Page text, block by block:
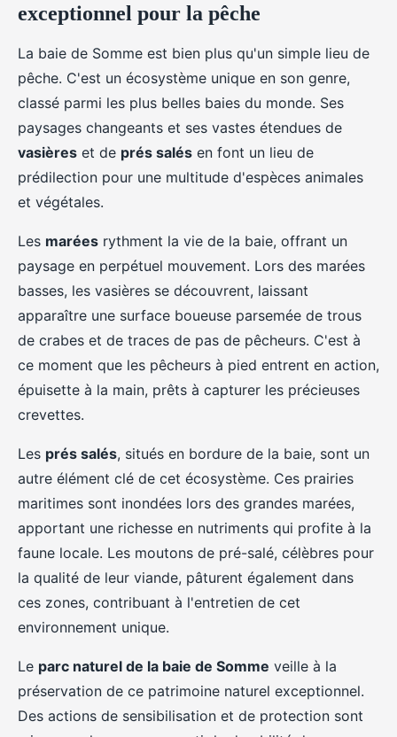
exceptionnel pour la pêche
La baie de Somme est bien plus qu'un simple lieu de
pêche. C'est un écosystème unique en son genre,
classé parmi les plus belles baies du monde. Ses
paysages changeants et ses vastes étendues de
vasières et de prés salés en font un lieu de
prédilection pour une multitude d'espèces animales
et végétales.
Les marées rythment la vie de la baie, offrant un
paysage en perpétuel mouvement. Lors des marées
basses, les vasières se découvrent, laissant
apparaître une surface boueuse parsemée de trous
de crabes et de traces de pas de pêcheurs. C'est à
ce moment que les pêcheurs à pied entrent en action,
épuisette à la main, prêts à capturer les précieuses
crevettes.
Les prés salés, situés en bordure de la baie, sont un
autre élément clé de cet écosystème. Ces prairies
maritimes sont inondées lors des grandes marées,
apportant une richesse en nutriments qui profite à la
faune locale. Les moutons de pré-salé, célèbres pour
la qualité de leur viande, pâturent également dans
ces zones, contribuant à l'entretien de cet
environnement unique.
Le parc naturel de la baie de Somme veille à la
préservation de ce patrimoine naturel exceptionnel.
Des actions de sensibilisation et de protection sont